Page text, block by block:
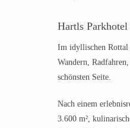
Hartls
Im idyllischen Rottal
Wandern,
schönsten Seite.
Nach einem
3.600 m²,